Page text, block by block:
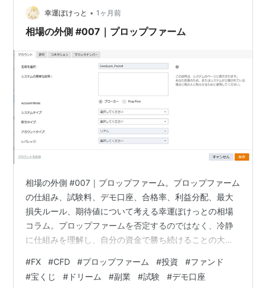
私募投資信託
指定金外信託（ファントラ）
特定金外信託（特金）
その他（匿名組合、リミテッド・パートナーシップ
など）
関連キーワード
リスト::経済関連
投資
資産
幸運ぽけっと • 1ヶ月前
相場の外側 #007｜プロップファーム
相場の外側 #007｜プロップファーム。プロップファーム
の仕組み、試験料、デモ口座、合格率、利益分配、最大
損失ルール、期待値について考える幸運ぽけっとの相場
コラム。プロップファームを否定するのではなく、冷静
に仕組みを理解し、自分の資金で勝ち続けることの大切
ップファーム 夢を買う前に足元を見る 市場には 勝ち方
だけではなく 夢の売り方もある 数千円から数万円 試験
#FX #CFD #プロップファーム #投資 #ファンド
#宝くじ # ドリーム #副業 #試験 #デモ口座